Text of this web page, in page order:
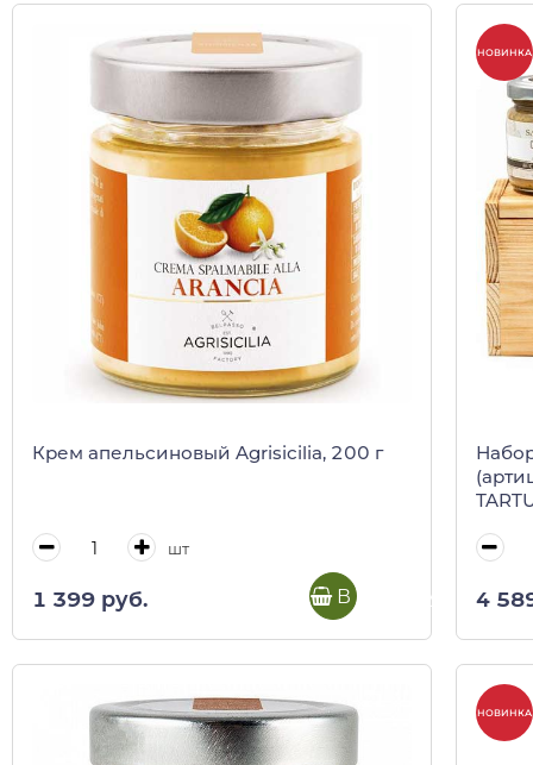
Крем апельсиновый Agrisicilia, 200 г
шт
1 399 руб. В корзину
НОВИНКА
4
НОВИНКА